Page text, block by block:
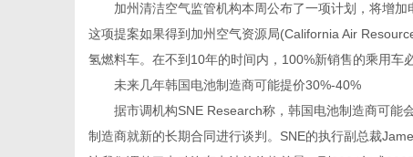
加州清洁空气监管机构本周公布了一项计划，将增加
这项提案如果得到加州空气资源局(California Air
氢燃料车。在不到10年的时间内，100%新销售的乘用车
未来几年韩国电池制造商可能提价30%-40%
据市调机构SNE Research称，韩国电池制造商可能
制造商就新的长期合同进行谈判。SNE的执行副总裁